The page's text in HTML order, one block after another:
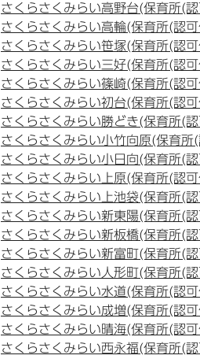
さくらさくみらい高野台(保育所(
さくらさくみらい高輪(保育所(認
さくらさくみらい笹塚(保育所(認
さくらさくみらい三好(保育所(認
さくらさくみらい篠崎(保育所(認
さくらさくみらい初台(保育所(認
さくらさくみらい勝どき(保育所(
さくらさくみらい小竹向原(保育所
さくらさくみらい小日向(保育所(
さくらさくみらい上原(保育所(認
さくらさくみらい上池袋(保育所(
さくらさくみらい新東陽(保育所(
さくらさくみらい新板橋(保育所(
さくらさくみらい新富町(保育所(
さくらさくみらい人形町(保育所(
さくらさくみらい水道(保育所(認
さくらさくみらい成増(保育所(認
さくらさくみらい晴海(保育所(認
さくらさくみらい西永福(保育所(